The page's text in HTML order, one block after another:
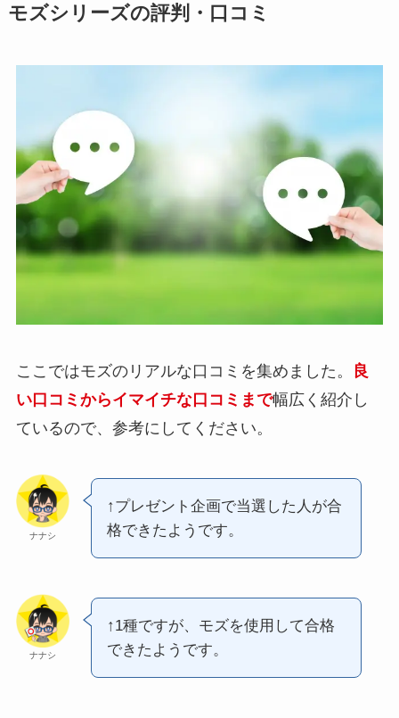
モズシリーズの評判・口コミ
ここではモズのリアルな口コミを集めました。
良
い口コミからイマイチな口コミまで幅広く紹介し
ているので、参考にしてください。
ナナシ
↑プレゼント企画で当選した人が合
格できたようです。
ナナシ
↑1種ですが、モズを使用して合格
できたようです。